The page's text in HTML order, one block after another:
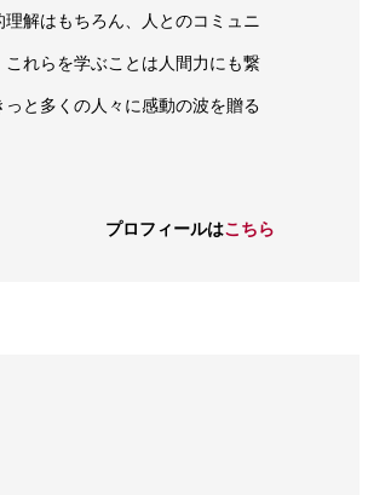
解はもちろん、 人とのコミュニ
れらを学ぶことは人間力にも繋
と多くの人々に感動の波を贈る
プロフィールはこちら